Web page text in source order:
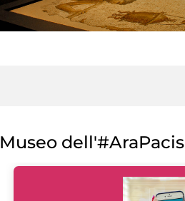
Museo dell'#AraPacis